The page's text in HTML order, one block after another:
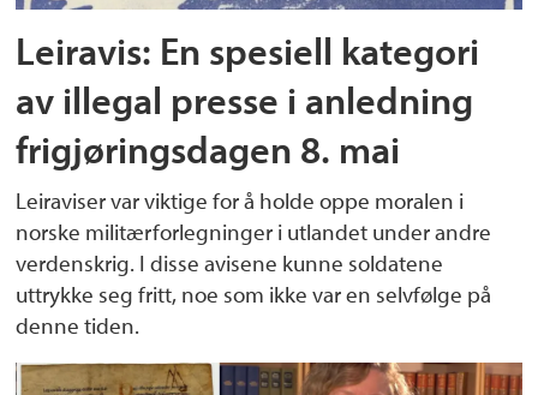
Leiravis: En spesiell kategori
av illegal presse i anledning
frigjøringsdagen 8. mai
Leiraviser var viktige for å holde oppe moralen i
norske militærforlegninger i utlandet under andre
verdenskrig. I disse avisene kunne soldatene
uttrykke seg fritt, noe som ikke var en selvfølge på
denne tiden.